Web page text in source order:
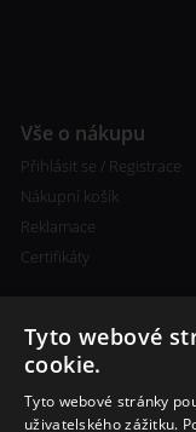
Vše o nákupu
Přihlásit se / Registrace
Nákupní košík
Reklamace
Certifikáty
Kontakty
Tyto webové
cookie.
Tyto webové stránky
uživatelského zážitku.